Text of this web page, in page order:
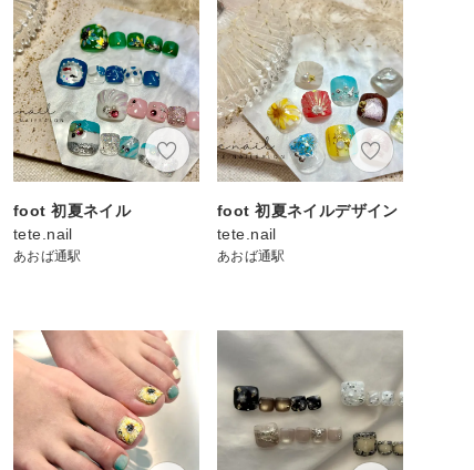
foot 初夏ネイル
tete.nail
あおば通駅
foot 初夏ネイルデザイン
tete.nail
あおば通駅